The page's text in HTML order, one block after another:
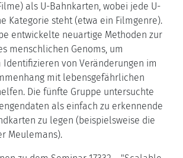
als U-Bahnkarten, wobei jede U-
Kategorie steht (etwa ein Filmgenre).
entwickelte neuartige Methoden zur
menschlichen Genoms, um
Identifizieren von Veränderungen im
mit lebensgefährlichen
Die fünfte Gruppe untersuchte
als einfach zu erkennende
zu legen (beispielsweise die
Meulemans).